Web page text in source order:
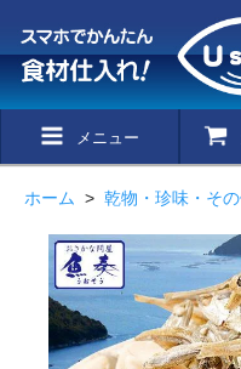
メニュー
ホーム > 乾物・珍味・そ